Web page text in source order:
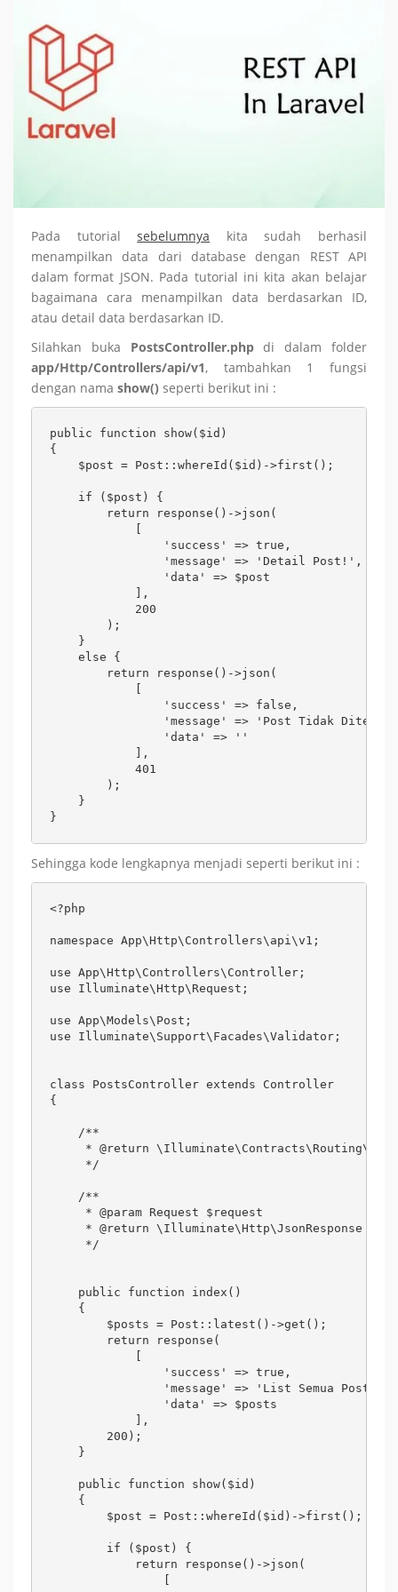
Pada tutorialsebelumnya kita sudah berhasil
menampilkan data dari database dengan REST API
dalam format JSON. Pada tutorial ini kita akan belajar
bagaimana cara menampilkan data berdasarkan ID,
atau detail data berdasarkan ID.
Silahkan buka PostsController.phpdi dalam folder
app/Http/Controllers/api/v1, tambahkan 1 fungsi
dengan nama show() seperti berikut ini :
public function show($id)
{
    $post = Post::whereId($id)->first();
    if ($post) {
        return response()->json(
                'success' => true,
                'message' => 'Detail Post!',
                'data' => $post
            ],
            200
        );
    }
    else {
        return response()->json(
                'success' => false,
'message' => 'Post Tidak
                'data' => ''
            ],
            401
        );
    }
}
Sehingga kode lengkapnya menjadi seperti berikut ini :
<?php
namespace App\Http\Controllers\api\v1;
use App\Http\Controllers\Controller;
use Illuminate\Http\Request;
use App\Models\Post;
use Illuminate\Support\Facades\Validator;
class PostsController extends Controller
{
    /**
* @return
     */
    /**
     * @param Request $request
     * @return \Illuminate\Http\JsonResponse
     */
    public function index()
    {
        $posts = Post::latest()->get();
        return response(
                'success' => true,
                'message' => 'List Semua Posts',
                'data' => $posts
            ],
        200);
    }
    public function show($id)
    {
        $post = Post::whereId($id)->first();
        if ($post) {
            return response()->json(